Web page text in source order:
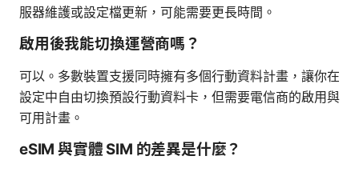
服器維護或設定檔更新，可能需要更長時間。
啟用後我能切換運營商嗎？
可以。多數裝置支援同時擁有多個行動資料計畫，讓你在
設定中自由切換預設行動資料卡，但需要電信商的啟用與
可用計畫。
eSIM 與實體 SIM 的差異是什麼？